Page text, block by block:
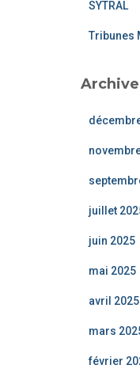
SYTRAL
Tribunes
juillet
juin 2025
mai 2025
avril 2025
mars
février